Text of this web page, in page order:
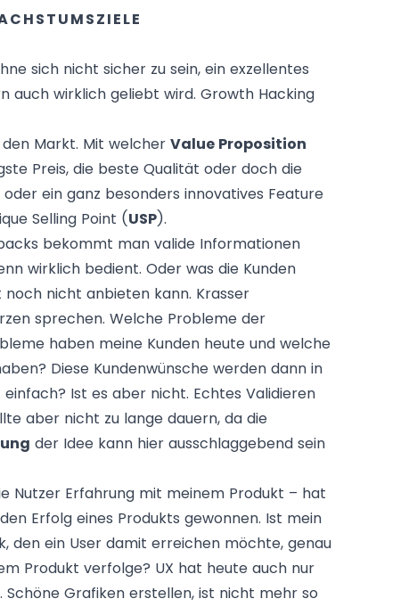
sich nicht sicher zu sein, ein exzellentes
auch wirklich geliebt wird. Growth Hacking
Markt. Mit welcher Value Proposition
Preis, die beste Qualität oder doch die
ein ganz besonders innovatives Feature
Selling Point (USP).
bekommt man valide Informationen
wirklich bedient. Oder was die Kunden
nicht anbieten kann. Krasser
sprechen. Welche Probleme der
haben meine Kunden heute und welche
Diese Kundenwünsche werden dann in
Ist es aber nicht. Echtes Validieren
aber nicht zu lange dauern, da die
der Idee kann hier ausschlaggebend sein
Nutzer Erfahrung mit meinem Produkt – hat
Erfolg eines Produkts gewonnen. Ist mein
den ein User damit erreichen möchte, genau
Produkt verfolge? UX hat heute auch nur
Grafiken erstellen, ist nicht mehr so